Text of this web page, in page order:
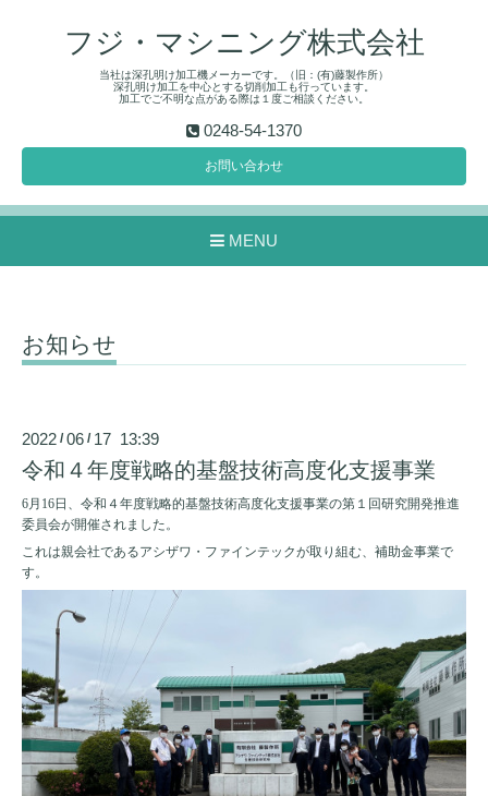
フジ・マシニング株式会社
当社は深孔明け加工機メーカーです。（旧：(有)藤製作所）
深孔明け加工を中心とする切削加工も行っています。
加工でご不明な点がある際は１度ご相談ください。
0248-54-1370
お問い合わせ
MENU
お知らせ
2022 /06 / 17 13:39
令和４年度戦略的基盤技術高度化支援事業
6月16日、令和４年度戦略的基盤技術高度化支援事業の第１回研究開発推進
委員会が開催されました。
これは親会社であるアシザワ・ファインテックが取り組む、補助金事業で
す。